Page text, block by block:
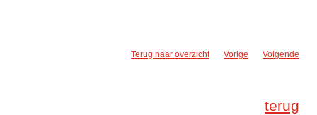
Terug naar overzicht Vorige Volgende
terug